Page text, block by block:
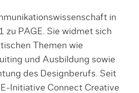
in
zu PAGE. Sie widmet sich
Themen wie
und Ausbildung sowie
des Designberufs. Seit
Initiative Connect Creative